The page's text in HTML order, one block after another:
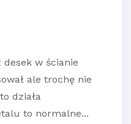
w ścianie
ale trochę nie
działa
to normalne...